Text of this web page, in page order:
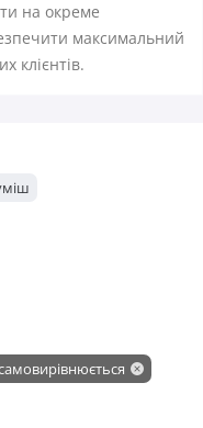
на окреме
максимальний
клієнтів.